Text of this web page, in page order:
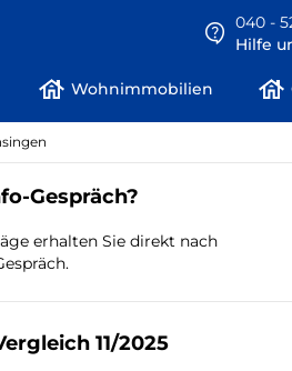
040 -
Hilfe
Wohnimmobilien
Gespräch?
erhalten Sie direkt nach
11/2025